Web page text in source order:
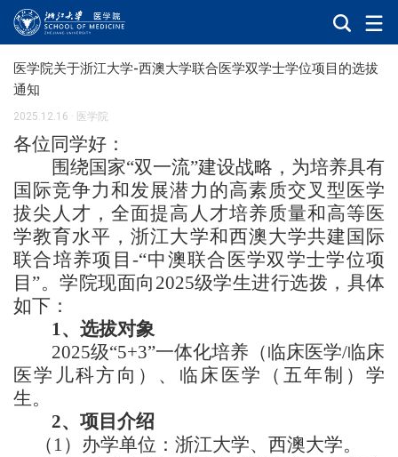
医学院关于浙江大学-西澳大学联合医学双学士学位项目的选拔
通知
2025.12.16 · 医学院
各位同学好：
围绕国家“双一流”建设战略，为培养具有
国际竞争力和发展潜力的高素质交叉型医学
拔尖人才，全面提高人才培养质量和高等医
学教育水平，浙江大学和西澳大学共建国际
联合培养项目 -“中澳联合医学双学士学位项
目”。学院现面向 2025级学生进行选拨，具体
如下：
1、选拔对象
2025级“5+3”一体化培养（临床医学/临床
医学儿科方向）、临床医学（五年制）学
生。
2、项目介绍
（ 1）办学单位：浙江大学、西澳大学。